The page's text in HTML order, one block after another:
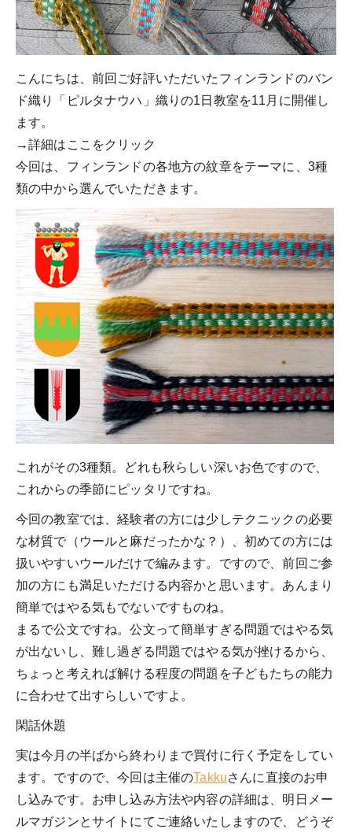
こんにちは、前回ご好評いただいたフィンランドのバン
ド織り「ピルタナウハ」織りの1日教室を11月に開催し
ます。
→詳細はここをクリック
今回は、フィンランドの各地方の紋章をテーマに、3種
類の中から選んでいただきます。
これがその3種類。どれも秋らしい深いお色ですので、
これからの季節にピッタリですね。
今回の教室では、経験者の方には少しテクニックの必要
な材質で（ウールと麻だったかな？）、初めての方には
扱いやすいウールだけで編みます。ですので、前回ご参
加の方にも満足いただける内容かと思います。あんまり
簡単ではやる気もでないですものね。
まるで公文ですね。公文って簡単すぎる問題ではやる気
が出ないし、難し過ぎる問題ではやる気が挫けるから、
ちょっと考えれば解ける程度の問題を子どもたちの能力
に合わせて出すらしいですよ。
閑話休題
実は今月の半ばから終わりまで買付に行く予定をしてい
ます。ですので、今回は主催のTakkuさんに直接のお申
し込みです。お申し込み方法や内容の詳細は、明日メー
ルマガジンとサイトにてご連絡いたしますので、どうぞ